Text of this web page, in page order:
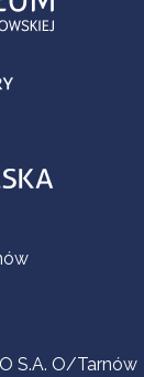
S.A. O/Tarnów